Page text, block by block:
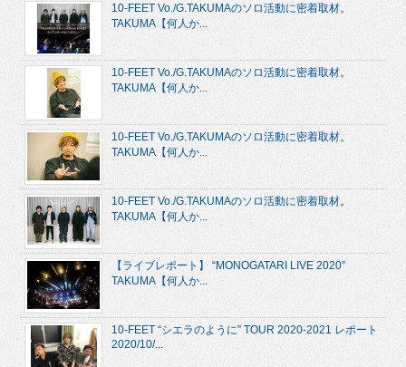
10-FEET Vo./G.TAKUMAのソロ活動に密着取材。
TAKUMA【何人か...
10-FEET Vo./G.TAKUMAのソロ活動に密着取材。
TAKUMA【何人か...
10-FEET Vo./G.TAKUMAのソロ活動に密着取材。
TAKUMA【何人か...
10-FEET Vo./G.TAKUMAのソロ活動に密着取材。
TAKUMA【何人か...
【ライブレポート】 “MONOGATARI LIVE 2020”
TAKUMA【何人か...
10-FEET “シエラのように” TOUR 2020-2021 レポート
2020/10/...